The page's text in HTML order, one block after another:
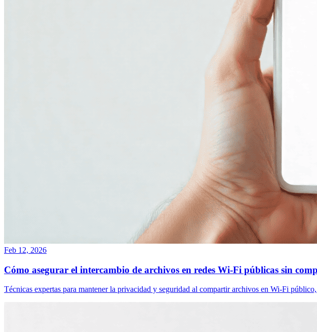
Feb 12, 2026
Cómo asegurar el intercambio de archivos en redes Wi-Fi públicas sin
Técnicas expertas para mantener la privacidad y seguridad al compartir archivos en Wi-Fi